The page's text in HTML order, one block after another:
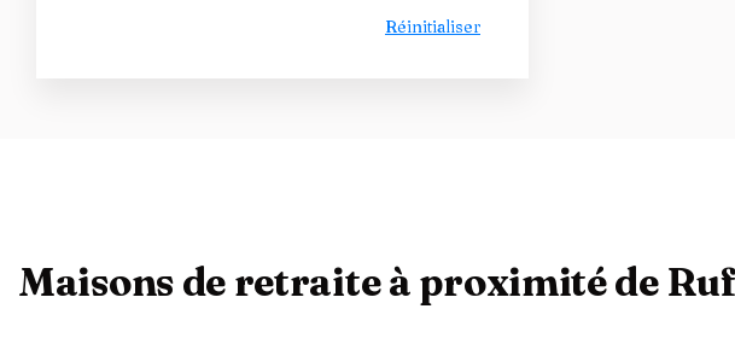
Réinitialiser
Maisons de retraite à proximité de